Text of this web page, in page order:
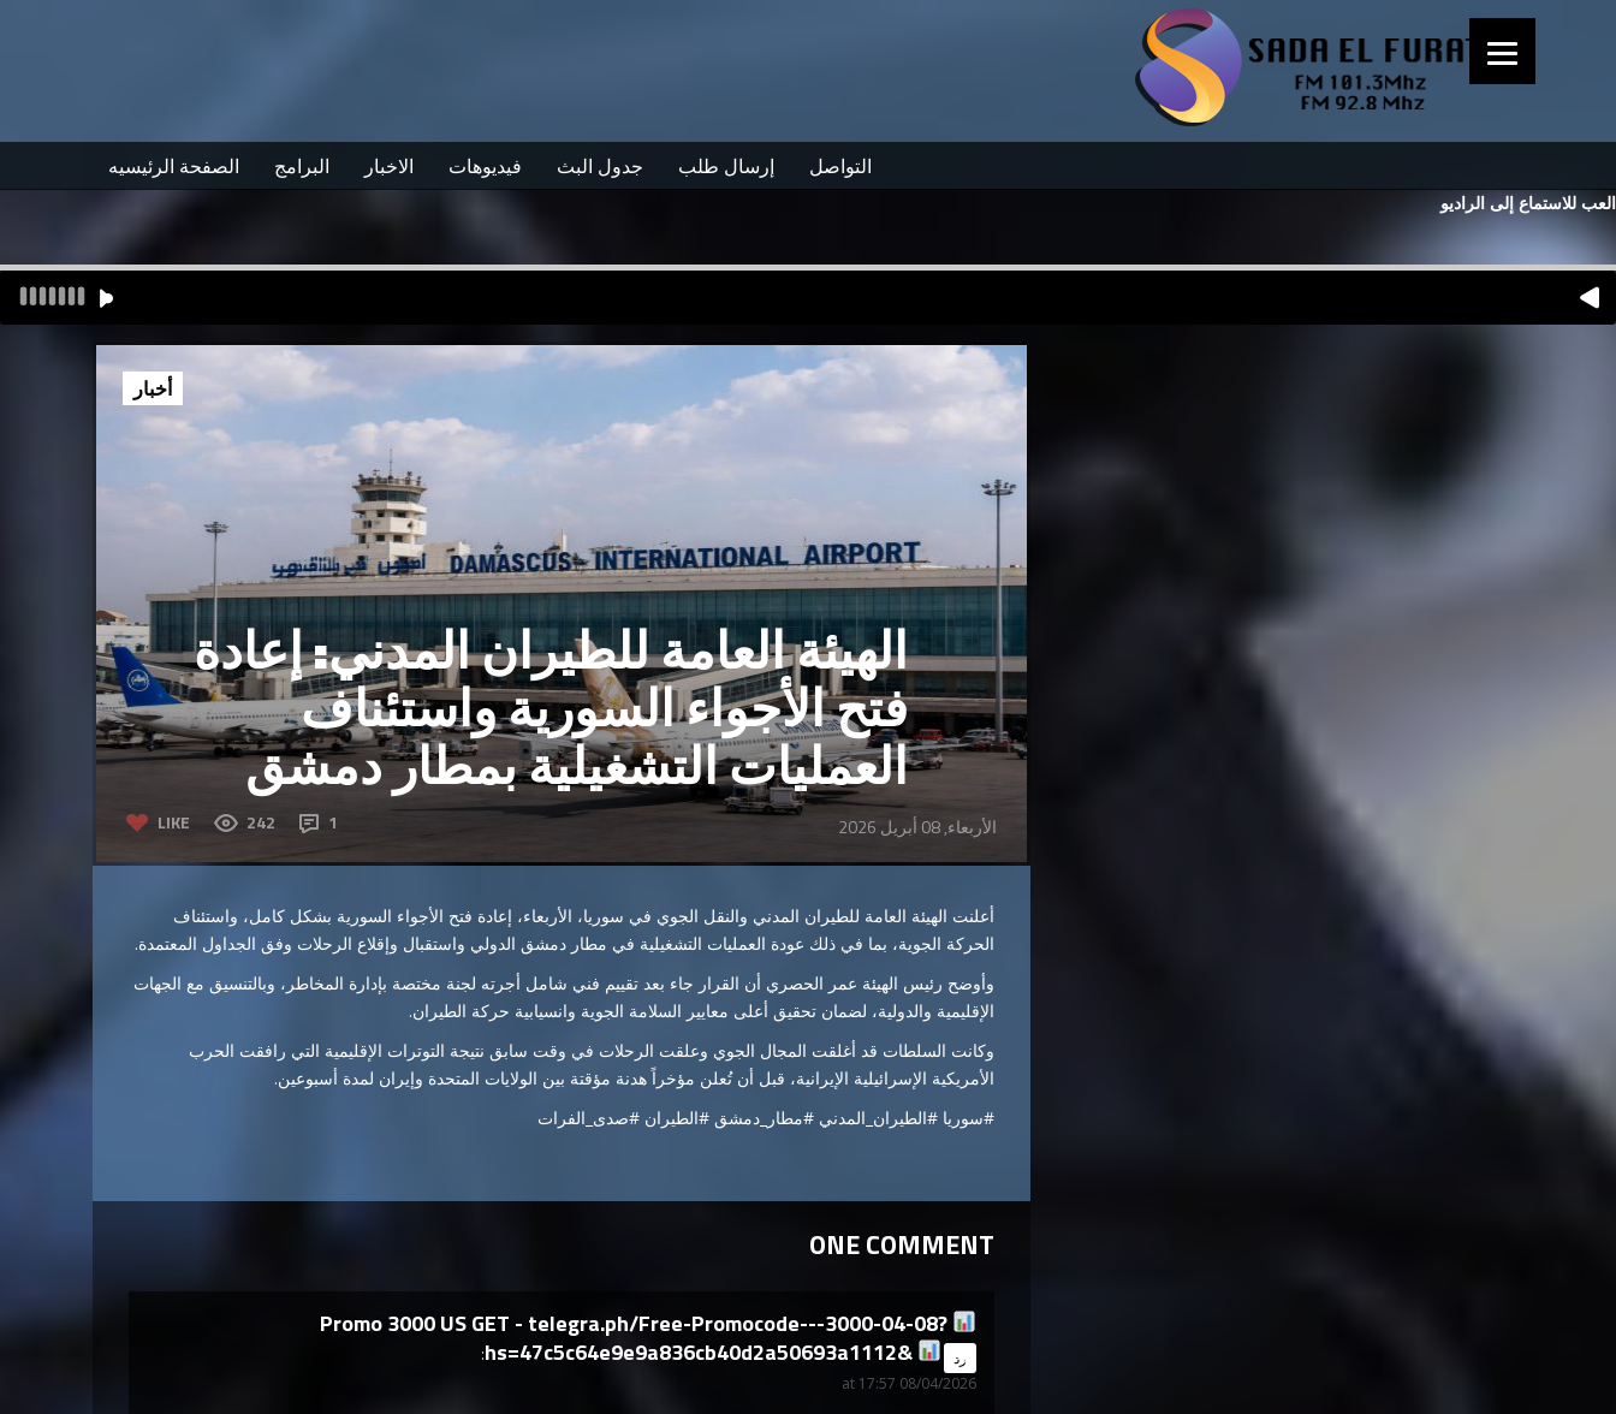
الصفحة الرئيسيه البرامج الاخبار فيديوهات جدول البث إرسال طلب التواصل
العب للاستماع إلى الراديو
الهيئة العامة للطيران المدني: إعادة
فتح الأجواء السورية واستئناف
العمليات التشغيلية بمطار دمشق
LIKE 242 1 الأربعاء, 08 أبريل 2026
أخبار
أعلنت الهيئة العامة للطيران المدني والنقل الجوي في سوريا، الأربعاء، إعادة فتح الأجواء السورية بشكل كامل، واستئناف
الحركة الجوية، بما في ذلك عودة العمليات التشغيلية في مطار دمشق الدولي واستقبال وإقلاع الرحلات وفق الجداول المعتمدة.
وأوضح رئيس الهيئة عمر الحصري أن القرار جاء بعد تقييم فني شامل أجرته لجنة مختصة بإدارة المخاطر، وبالتنسيق مع الجهات
الإقليمية والدولية، لضمان تحقيق أعلى معايير السلامة الجوية وانسيابية حركة الطيران.
وكانت السلطات قد أغلقت المجال الجوي وعلقت الرحلات في وقت سابق نتيجة التوترات الإقليمية التي رافقت الحرب
الأمريكية الإسرائيلية الإيرانية، قبل أن تُعلن مؤخراً هدنة مؤقتة بين الولايات المتحدة وإيران لمدة أسبوعين.
#سوريا #الطيران_المدني #مطار_دمشق #الطيران #صدى_الفرات
ONE COMMENT
Promo 3000 US GET - telegra.ph/Free-Promocode---3000-04-08?
hs=47c5c64e9e9a836cb40d2a50693a1112&
says:
08/04/2026 at 17:57
رد